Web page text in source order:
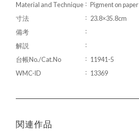
Material and Technique
Pigment on paper
寸法
23.8×35.8cm
備考
解説
台帳No./Cat.No
11941-5
WMC-ID
13369
関連作品